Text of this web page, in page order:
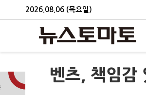
2026.08.06 (목요일)
벤츠, 책임감